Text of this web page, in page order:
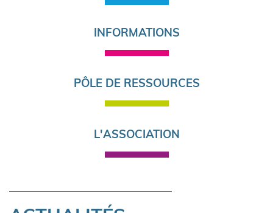
INFORMATIONS
PÔLE DE RESSOURCES
L'ASSOCIATION